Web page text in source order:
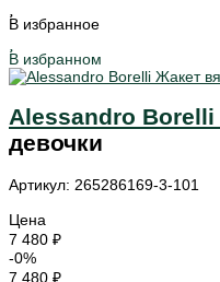
В избранное
В избранном
Alessandro Borelli
девочки
Артикул: 265286169-3-101
Цена
7 480 ₽
-0%
7 480 ₽